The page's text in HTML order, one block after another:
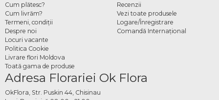
Cum plătesc?
Cum livrăm?
Termeni, condiţii
Despre noi
Locuri vacante
Politica Cookie
Livrare flori Moldova
Toată gama de produse
Recenzii
Vezi toate produsele
Logare/Înregistrare
Comandă Internațional
Adresa Florariei Ok Flora
OkFlora, Str. Puskin 44, Chisinau